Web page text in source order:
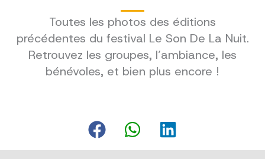
Toutes les photos des éditions
précédentes du festival Le Son De La Nuit.
Retrouvez les groupes, l’ambiance, les
bénévoles, et bien plus encore !